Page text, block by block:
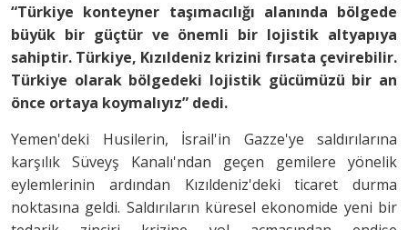
“Türkiye konteyner taşımacılığı alanında bölgede
büyük bir güçtür ve önemli bir lojistik altyapıya
sahiptir. Türkiye, Kızıldeniz krizini fırsata çevirebilir.
Türkiye olarak bölgedeki lojistik gücümüzü bir an
önce ortaya koymalıyız” dedi.
Yemen'deki Husilerin, İsrail'in Gazze'ye saldırılarına
karşılık Süveyş Kanalı'ndan geçen gemilere yönelik
eylemlerinin ardından Kızıldeniz'deki ticaret durma
noktasına geldi. Saldırıların küresel ekonomide yeni bir